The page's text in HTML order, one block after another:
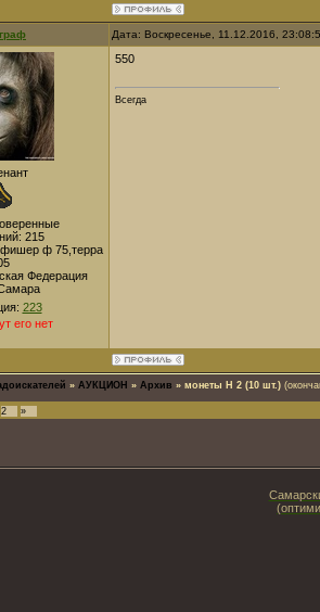
Дата: Воскресенье, 11.12.2016,
215
фишер ф 75,терра
Федерация
223
его нет
550
Всегда
» АУКЦИОН » Архив » монеты Н 2 (10 шт.)
2 »